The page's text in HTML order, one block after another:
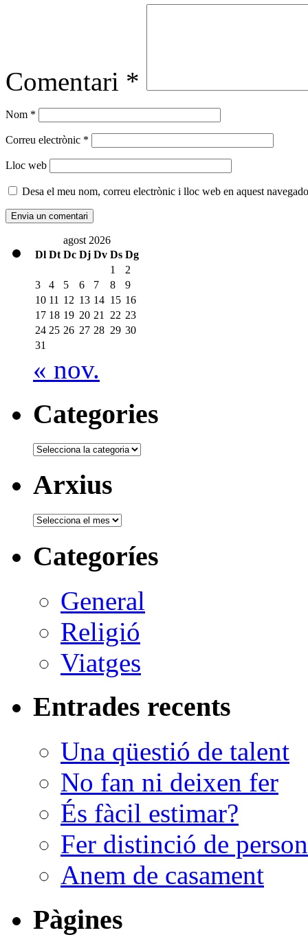
Comentari *
Nom *
Correu electrònic *
Lloc web
Desa el meu nom, correu electrònic i lloc web en aquest
agost 2026
Dl Dt Dc Dj Dv Ds Dg
1
2
3
4 5 6 7 8
9
10 11 12 13 14 15 16
17 18 19 20 21 22 23
24 25 26 27 28 29 30
31
« nov.
Categories
Categories
Arxius
Arxius
Categoríes
General
Religió
Viatges
Entrades recents
Una qüestió de talent
No fan ni deixen fer
És fàcil estimar?
Fer distinció de
Anem de casament
Pàgines